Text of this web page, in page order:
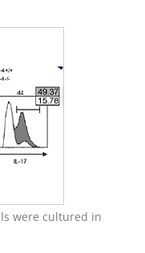
were cultured in